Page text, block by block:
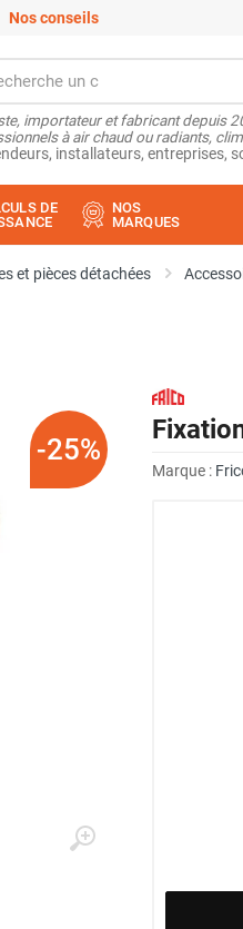
Nos conseils
importateur et fabricant depuis
à air chaud ou radiants,
installateurs, entreprises,
DE
NOS
MARQUES
et pièces détachées
-25%
Marque :